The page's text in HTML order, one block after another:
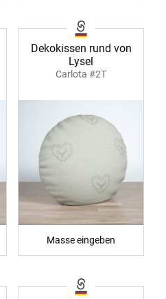
Dekokissen rund von
Lysel
Carlota #2T
Masse eingeben